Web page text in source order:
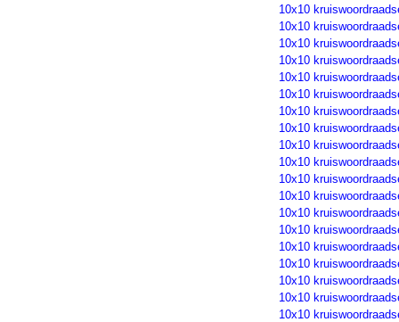
10x10
10x10
10x10
10x10
10x10
10x10
10x10
10x10
10x10
10x10
10x10
10x10
10x10
10x10
10x10
10x10
10x10
10x10
10x10